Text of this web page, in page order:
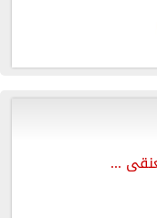
...